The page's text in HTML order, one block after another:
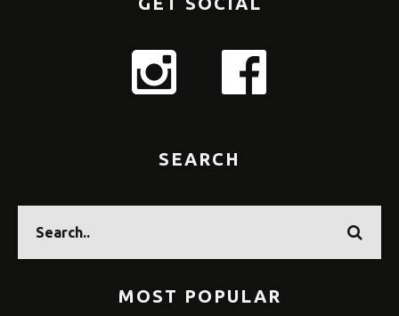
SEARCH
MOST POPULAR